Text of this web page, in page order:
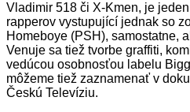
Vladimir 518 či X-Kmen, je
rapperov vystupující jednak so
Homeboye (PSH), samostatne,
Venuje sa tiež tvorbe graffiti,
vedúcou osobnosťou labelu
môžeme tiež zaznamenať v
Českú Televíziu.